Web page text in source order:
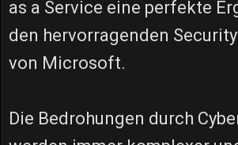
as a Service eine perfekte
den hervorragenden
von Microsoft.
Die Bedrohungen durch